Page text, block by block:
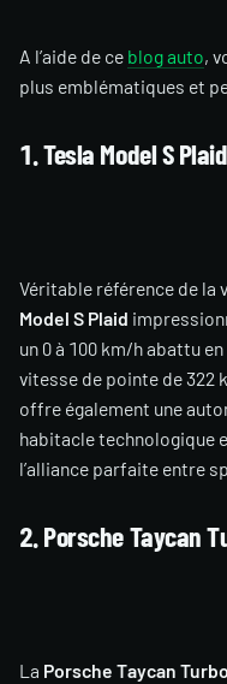
A l’aide de ce blog auto,
plus emblématiques et
1. Tesla Model S Plaid
Véritable référence de
Model S Plaid
un 0 à 100 km/h abattu
vitesse de pointe de 322
offre également une
habitacle technologique
l’alliance parfaite entre
2. Porsche Taycan
La Porsche Taycan